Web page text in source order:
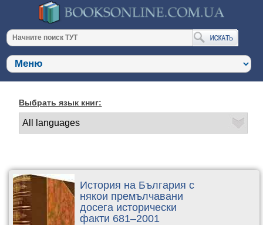
Выбрать язык книг:
История на България с
някои премълчавани
досега исторически
факти 681–2001